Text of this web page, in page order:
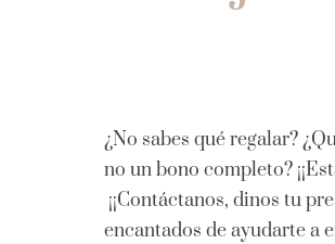
¿No sabes qué regalar?
no un bono completo?
¡¡Contáctanos, dinos tu
encantados de ayudarte a